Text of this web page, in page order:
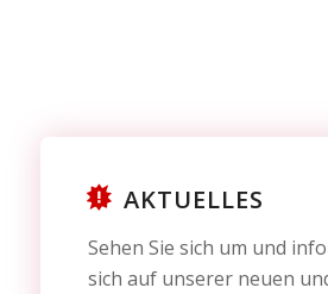
AKTUELLES
Sehen Sie sich um und
sich auf unserer neuen